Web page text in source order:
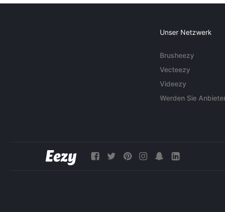
Unser Netzwerk
Brusheezy
Vecteezy
Videezy
Werden Sie